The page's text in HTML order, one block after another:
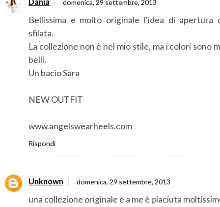
domenica, 29 settembre, 2013
Bellissima e molto originale l'idea di apertura
sfilata.
La collezione non è nel mio stile, ma i colori sono
belli.
Un bacio Sara
NEW OUTFIT
www.angelswearheels.com
Rispondi
Unknown domenica, 29 settembre, 2013
una collezione originale e a me è piaciuta